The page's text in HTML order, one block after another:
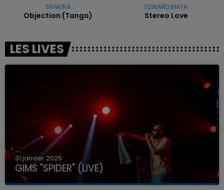
SHAKIRA
Objection (tango)
EDWARD MAYA
Stereo Love
LES LIVES
31 janvier 2025
GIMS "SPIDER" (LIVE)